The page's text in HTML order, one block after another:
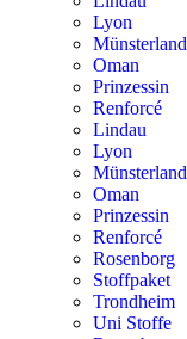
Lyon
Münsterland
Oman
Prinzessin
Renforcé
Lindau
Lyon
Münsterland
Oman
Prinzessin
Renforcé
Rosenborg
Stoffpaket
Trondheim
Uni Stoffe